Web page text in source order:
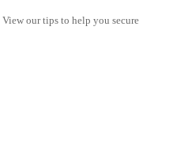
our tips to help you secure